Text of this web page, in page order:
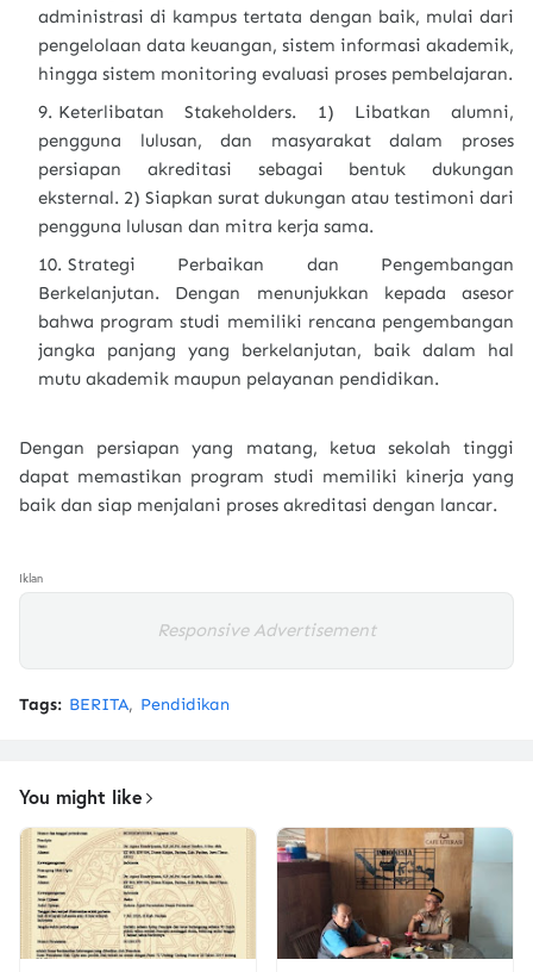
administrasi di kampus tertata dengan baik, mulai dari
pengelolaan data keuangan, sistem informasi akademik,
hingga sistem monitoring evaluasi proses pembelajaran.
Keterlibatan Stakeholders. 1) Libatkan alumni,
pengguna lulusan, dan masyarakat dalam proses
persiapan akreditasi sebagai bentuk dukungan
eksternal. 2) Siapkan surat dukungan atau testimoni dari
pengguna lulusan dan mitra kerja sama.
Strategi Perbaikan dan Pengembangan
Berkelanjutan. Dengan menunjukkan kepada asesor
bahwa program studi memiliki rencana pengembangan
jangka panjang yang berkelanjutan, baik dalam hal
mutu akademik maupun pelayanan pendidikan.
Dengan persiapan yang matang, ketua sekolah tinggi
dapat memastikan program studi memiliki kinerja yang
baik dan siap menjalani proses akreditasi dengan lancar.
Iklan
Responsive Advertisement
Tags: BERITA Pendidikan
You might like